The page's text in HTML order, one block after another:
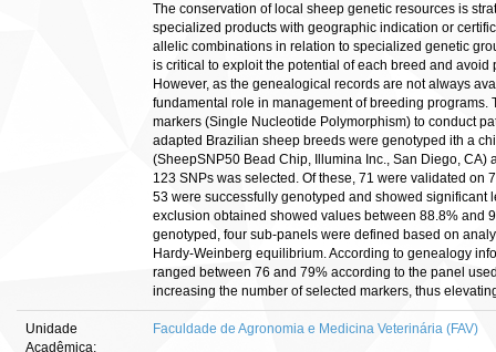
The conservation of local sheep genetic resources is
specialized products with geographic indication or
allelic combinations in relation to specialized genetic
is critical to exploit the potential of each breed and
However, as the genealogical records are not always
fundamental role in management of breeding programs.
markers (Single Nucleotide Polymorphism) to conduct
adapted Brazilian sheep breeds were genotyped ith a
(SheepSNP50 Bead Chip, Illumina Inc., San Diego,
123 SNPs was selected. Of these, 71 were validated
53 were successfully genotyped and showed
exclusion obtained showed values between 88.8% and
genotyped, four sub-panels were defined based on
Hardy-Weinberg equilibrium. According to genealogy
ranged between 76 and 79% according to the panel
increasing the number of selected markers, thus
Unidade
Acadêmica:
Faculdade de Agronomia e Medicina Veterinária (FAV)